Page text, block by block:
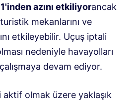
azını etkiliyorancak
mekanlarını ve
etkileyebilir. Uçuş iptali
nedeniyle havayolları
devam ediyor.
olmak üzere yaklaşık